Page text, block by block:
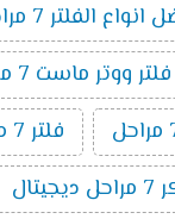
الفلتر 7 مراحل
ووتر ماست 7 مراحل
فلتر 7 مراحل اكوا جيت